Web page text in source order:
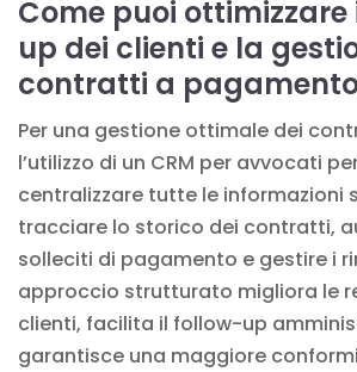
Come puoi
up dei clienti e la
contratti a
Per una gestione ottimale dei
l’utilizzo di un CRM per avvocati
centralizzare tutte le informazioni
tracciare lo storico dei contratti,
solleciti di pagamento e gestire i
approccio strutturato migliora le
clienti, facilita il follow-up
garantisce una maggiore